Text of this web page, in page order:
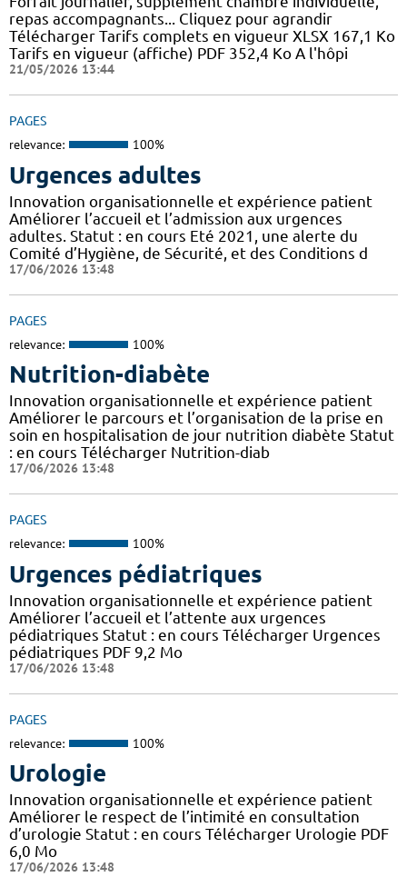
repas accompagnants... Cliquez pour agrandir
Télécharger Tarifs complets en vigueur XLSX 167,1 Ko
Tarifs en vigueur (affiche) PDF 352,4 Ko A l'hôpi
21/05/2026 13:44
PAGES
relevance: 100%
Urgences adultes
Innovation organisationnelle et expérience patient
Améliorer l’accueil et l’admission aux urgences
adultes. Statut : en cours Eté 2021, une alerte du
Comité d’Hygiène, de Sécurité, et des Conditions d
17/06/2026 13:48
PAGES
relevance: 100%
Nutrition-diabète
Innovation organisationnelle et expérience patient
Améliorer le parcours et l’organisation de la prise en
soin en hospitalisation de jour nutrition diabète Statut
: en cours Télécharger Nutrition-diab
17/06/2026 13:48
PAGES
relevance: 100%
Urgences pédiatriques
Innovation organisationnelle et expérience patient
Améliorer l’accueil et l’attente aux urgences
pédiatriques Statut : en cours Télécharger Urgences
pédiatriques PDF 9,2 Mo
17/06/2026 13:48
PAGES
relevance: 100%
Urologie
Innovation organisationnelle et expérience patient
Améliorer le respect de l’intimité en consultation
d’urologie Statut : en cours Télécharger Urologie PDF
6,0 Mo
17/06/2026 13:48